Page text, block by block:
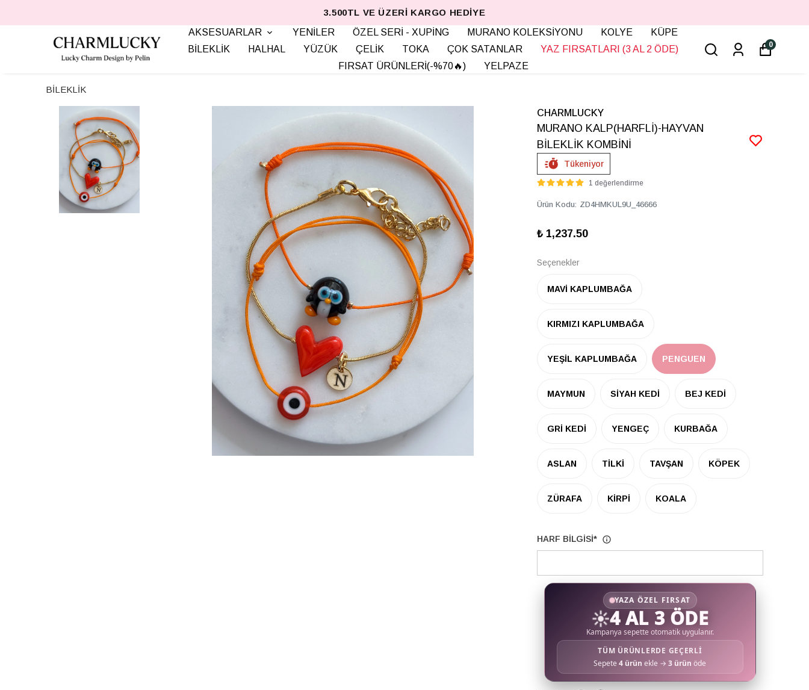
3.500TL VE ÜZERI KARGO HEDIYE
AKSESUARLAR
YENİLER ÖZEL SERİ - XUPİNG MURANO KOLEKSİYONU KOLYE
KÜPE
BİLEKLİK
HALHAL YÜZÜK ÇELİK TOKA ÇOK SATANLAR
YAZ FIRSATLARI (3 AL 2 ÖDE)
FIRSAT ÜRÜNLERİ(-%70🔥)
YELPAZE
0
BİLEKLİK
CHARMLUCKY
MURANO KALP(HARFLİ)-HAYVAN
BİLEKLİK KOMBİNİ
Tükeniyor
1 değerlendirme
Ürün Kodu: ZD4HMKUL9U_46666
₺ 1,237.50
Seçenekler
MAVİ KAPLUMBAĞA
KIRMIZI KAPLUMBAĞA
YEŞİL KAPLUMBAĞA PENGUEN
MAYMUN SİYAH KEDİ BEJ KEDİ
GRİ KEDİ YENGEÇ KURBAĞA
ASLAN TİLKİ TAVŞAN KÖPEK
ZÜRAFA KİRPİ KOALA
HARF BİLGİSİ*
YAZA ÖZEL FIRSAT
☀️4 AL 3 ÖDE
Kampanya sepette otomatik uygulanır.
TÜM ÜRÜNLERDE GEÇERLİ
Sepete4 ürün ekle →3 ürün öde